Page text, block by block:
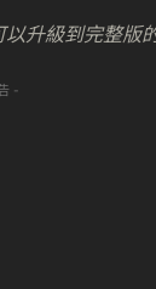
升級到完整版
-